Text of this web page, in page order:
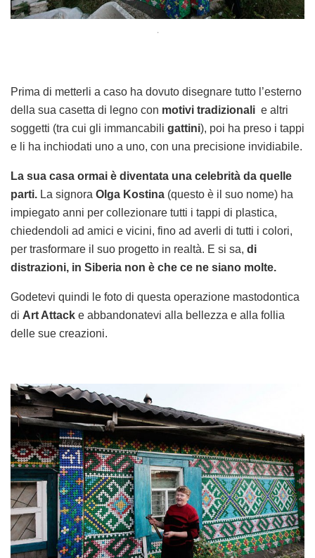
.
Prima di metterli a caso ha dovuto disegnare tutto l’esterno
della sua casetta di legno con motivi tradizionali e altri
soggetti (tra cui gli immancabili gattini), poi ha preso i tappi
e li ha inchiodati uno a uno, con una precisione invidiabile.
La sua casa ormai è diventata una celebrità da quelle
parti. La signora Olga Kostina (questo è il suo nome) ha
impiegato anni per collezionare tutti i tappi di plastica,
chiedendoli ad amici e vicini, fino ad averli di tutti i colori,
per trasformare il suo progetto in realtà. E si sa, di
distrazioni, in Siberia non è che ce ne siano molte.
Godetevi quindi le foto di questa operazione mastodontica
di Art Attack e abbandonatevi alla bellezza e alla follia
delle sue creazioni.